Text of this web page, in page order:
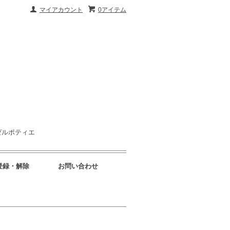
0アイテム
マイアカウント
ポティエ
録・解除 お問い合わせ